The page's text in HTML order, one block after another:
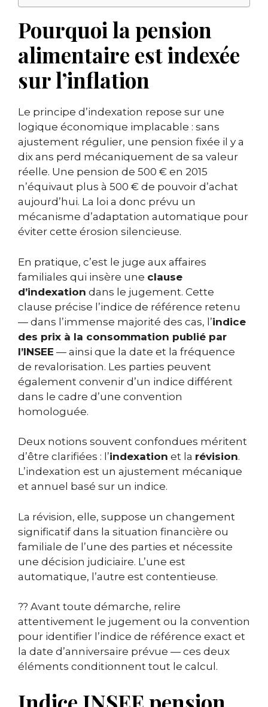
Pourquoi la pension
alimentaire est indexée
sur l’inflation
Le principe d’indexation repose sur une
logique économique implacable : sans
ajustement régulier, une pension fixée il y a
dix ans perd mécaniquement de sa valeur
réelle. Une pension de 500 € en 2015
n’équivaut plus à 500 € de pouvoir d’achat
aujourd’hui. La loi a donc prévu un
mécanisme d’adaptation automatique pour
éviter cette érosion silencieuse.
En pratique, c’est le juge aux affaires
familiales qui insère une clause
d’indexation dans le jugement. Cette
clause précise l’indice de référence retenu
— dans l’immense majorité des cas, l’indice
des prix à la consommation publié par
l’INSEE — ainsi que la date et la fréquence
de revalorisation. Les parties peuvent
également convenir d’un indice différent
dans le cadre d’une convention
homologuée.
Deux notions souvent confondues méritent
d’être clarifiées : l’indexation et la révision.
L’indexation est un ajustement mécanique
et annuel basé sur un indice.
La révision, elle, suppose un changement
significatif dans la situation financière ou
familiale de l’une des parties et nécessite
une décision judiciaire. L’une est
automatique, l’autre est contentieuse.
?? Avant toute démarche, relire
attentivement le jugement ou la convention
pour identifier l’indice de référence exact et
la date d’anniversaire prévue — ces deux
éléments conditionnent tout le calcul.